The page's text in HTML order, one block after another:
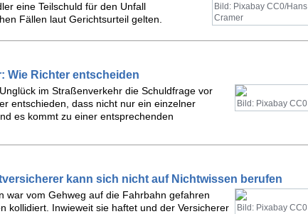
Bild: Pixabay CC0/Hans
Cramer
eine Teilschuld für den Unfall
Fällen laut Gerichtsurteil gelten.
Wie Richter entscheiden
Bild: Pixabay CC0
im Straßenverkehr die Schuldfrage vor
entschieden, dass nicht nur ein einzelner
es kommt zu einer entsprechenden
kann sich nicht auf Nichtwissen berufen
Bild: Pixabay CC0
war vom Gehweg auf die Fahrbahn gefahren
kollidiert. Inwieweit sie haftet und der Versicherer